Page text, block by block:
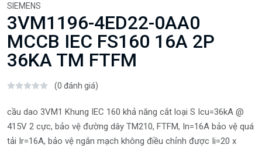
SIEMENS
3VM1196-4ED22-0AA0
MCCB IEC FS160 16A 2P
36KA TM FTFM
(0 đánh giá)
cầu dao 3VM1 Khung IEC 160 khả năng cắt loại S Icu=36kA @
415V 2 cực, bảo vệ đường dây TM210, FTFM, In=16A bảo vệ quá
tải Ir=16A, bảo vệ ngắn mạch không điều chỉnh được Ii=20 x